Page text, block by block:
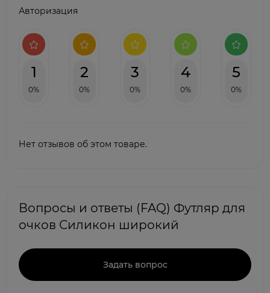
Авторизация
1
0%
2
0%
3
0%
4
0%
5
0%
Нет отзывов об этом товаре.
Вопросы и ответы (FAQ) Футляр для
очков Силикон широкий
Задать вопрос